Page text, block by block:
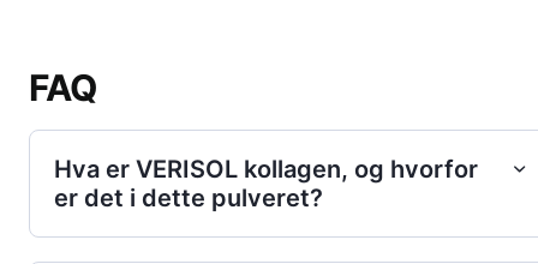
FAQ
Hva er VERISOL kollagen, og hvorfor
er det i dette pulveret?